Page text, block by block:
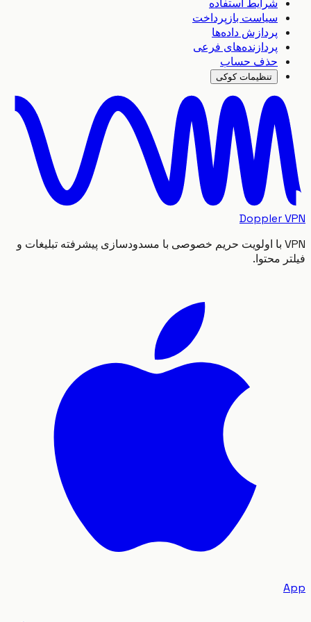
شرایط استفاده
سیاست بازپرداخت
پردازش داده‌ها
پردازنده‌های فرعی
حذف حساب
تنظیمات کوکی
Doppler
VPN با اولویت حریم خصوصی با مسدودسازی پیشرفته تبلیغات و
محتوا.